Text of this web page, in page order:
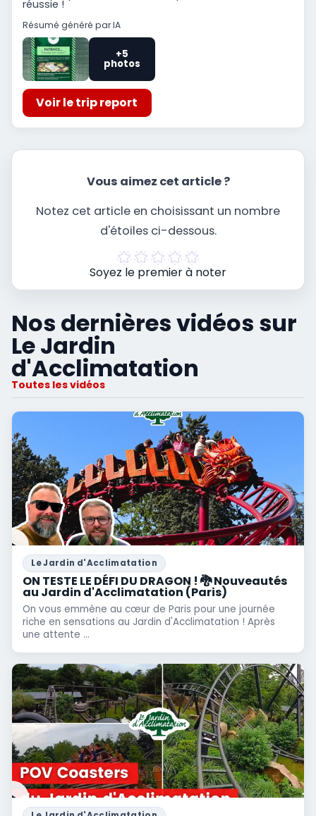
réussie !
Résumé généré par IA
+5
photos
Voir le trip report
Vous aimez cet article ?
Notez cet article en choisissant un nombre
d'étoiles ci-dessous.
Soyez le premier à noter
Nos dernières vidéos sur
Le Jardin
d'Acclimatation
Toutes les vidéos
Le Jardin d'Acclimatation
ON TESTE LE DÉFI DU DRAGON ! 🐉 Nouveautés
au Jardin d'Acclimatation (Paris)
On vous emmène au cœur de Paris pour une journée
riche en sensations au Jardin d'Acclimatation ! Après
une attente ...